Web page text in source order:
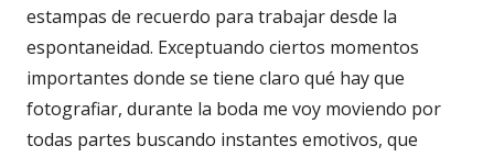
estampas de recuerdo para trabajar desde la
espontaneidad. Exceptuando ciertos momentos
importantes donde se tiene claro qué hay que
fotografiar, durante la boda me voy moviendo por
todas partes buscando instantes emotivos, que